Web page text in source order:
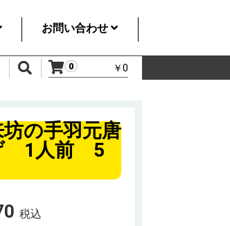
お問い合わせ
手羽先 5人前セット 風来坊の手羽先 10人前セ
0 ￥0
の手羽元唐
1人前 5
税込